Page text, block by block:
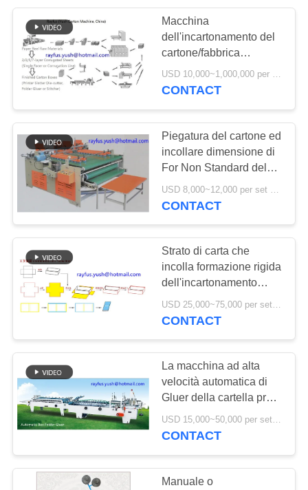
Macchina
dell'incartonamento del
cartone/fabbrica
ondulate su ordinazione
del contenitore cartone
USD 10,000~1,000,000 per set MOQ:1 insieme
CONTACT
Piegatura del cartone ed
incollare dimensione di
For Non Standard del
modello di pressione
della macchina
CONTACT
Strato di carta che
incolla formazione rigida
dell'incartonamento
della cucitrice
dell'angolo del
USD 25,000~75,000 per set MOQ:1 insieme
CONTACT
La macchina ad alta
velocità automatica di
Gluer della cartella pre
piega o basa il Ce della
serratura
USD 15,000~50,000 per set MOQ:1 insieme
CONTACT
Manuale o